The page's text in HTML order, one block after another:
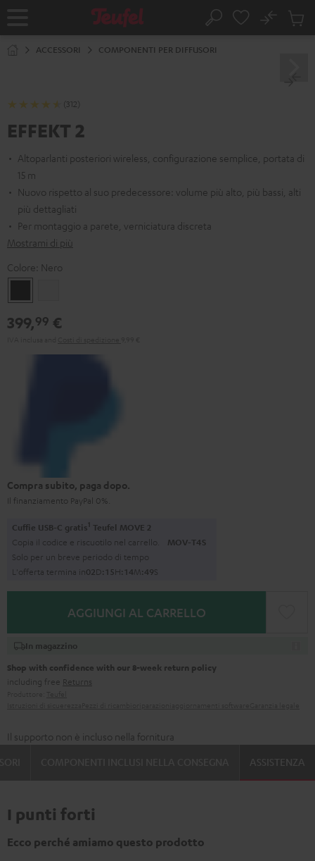
Pagina
Cerca
No
ACCESSORI COMPONENTI PER DIFFUSORI
(312)
EFFEKT 2
Altoparlanti posteriori wireless, configurazione semplice, portata di
15 m
Nuovo rispetto al suo predecessore: volume più alto, più bassi, alti
più dettagliati
Per montaggio a parete, verniciatura discreta
Mostrami di più
Colore: Nero
399,99 €
Compra subito, paga dopo.
Il finanziamento PayPal 0%.
Cuffie USB-C gratis1 Teufel MOVE 2
Copia il codice e riscuotilo nel carrello. MOV-T4S
Solo per un breve periodo di tempo
L'offerta termina in02D:1 5H:14M:48S
AGGIUNGI AL CARRELLO
In magazzino
Shop with confidence with our 8-week return policy
including free Returns
Il supporto non è incluso nella fornitura
ASSISTENZA
I punti forti
Ecco perché amiamo questo prodotto